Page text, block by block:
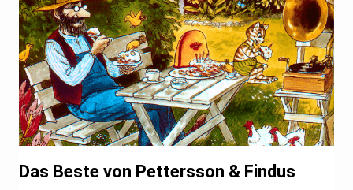
Das Beste von Pettersson & Findus